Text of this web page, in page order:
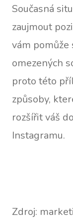
Současná
zaujmout
vám
omezených
proto této
způsoby,
rozšířit váš
Instagramu.
Zdroj: